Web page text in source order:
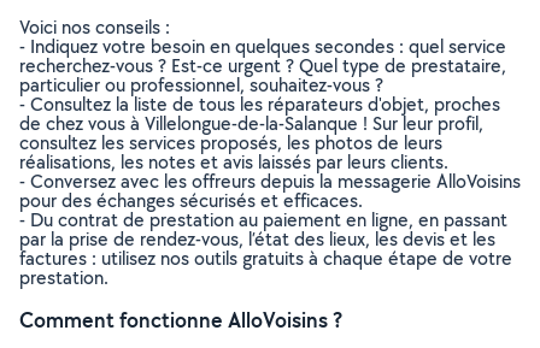
Voici nos conseils :
- Indiquez votre besoin en quelques secondes : quel service
recherchez-vous ? Est-ce urgent ? Quel type de prestataire,
particulier ou professionnel, souhaitez-vous ?
- Consultez la liste de tous les réparateurs d'objet, proches
de chez vous à Villelongue-de-la-Salanque ! Sur leur profil,
consultez les services proposés, les photos de leurs
réalisations, les notes et avis laissés par leurs clients.
- Conversez avec les offreurs depuis la messagerie AlloVoisins
pour des échanges sécurisés et efficaces.
- Du contrat de prestation au paiement en ligne, en passant
par la prise de rendez-vous, l’état des lieux, les devis et les
factures : utilisez nos outils gratuits à chaque étape de votre
prestation.
Comment fonctionne AlloVoisins ?